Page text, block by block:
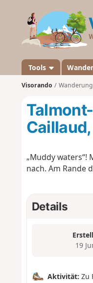
Tools
Visorando
„Muddy waters“!
nach. Am Rande
Details
19
Aktivität: Zu